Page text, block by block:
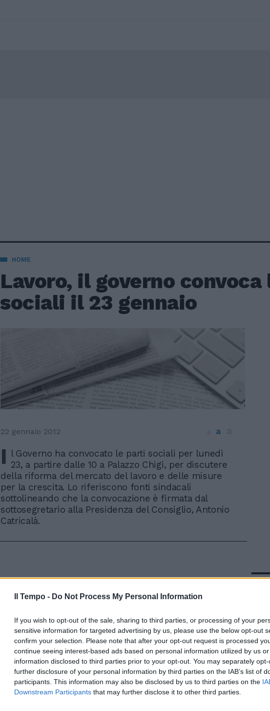
Il Tempo - Do Not Process My Personal Information
If you wish to opt-out of the sale, sharing to third parties, or processing of your
sensitive information for targeted advertising by us, please use the below opt-out
confirm your selection. Please note that after your opt-out request is processed
continue seeing interest-based ads based on personal information utilized by us
information disclosed to third parties prior to your opt-out. You may separately
further disclosure of your personal information by third parties on the IAB’s list of
participants. This information may also be disclosed by us to third parties on the
Downstream Participants that may further disclose it to other third parties.
HOME
Lavoro, il governo
sociali il 23 gennaio
22 gennaio 2012 a
I l Governo ha convocato le parti sociali per lunedì
23, a partire dalle 10 a Palazzo Chigi, per discutere
della riforma del mercato del lavoro e delle misure
per la crescita. Lo riferiscono fonti sindacali
sottolineando che la convocazione è firmata dal
sottosegretario alla Presidenza del Consiglio, Antonio
Catricalà.
In